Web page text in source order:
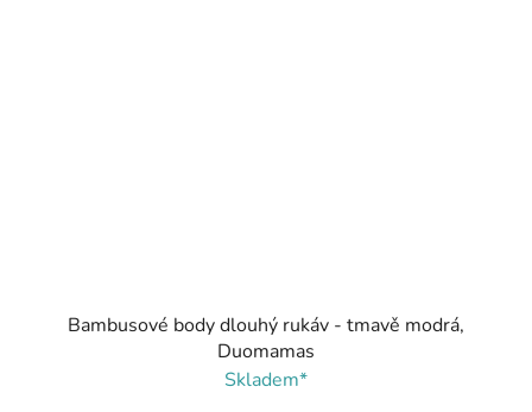
Bambusové body dlouhý rukáv - tmavě modrá,
Duomamas
Skladem*